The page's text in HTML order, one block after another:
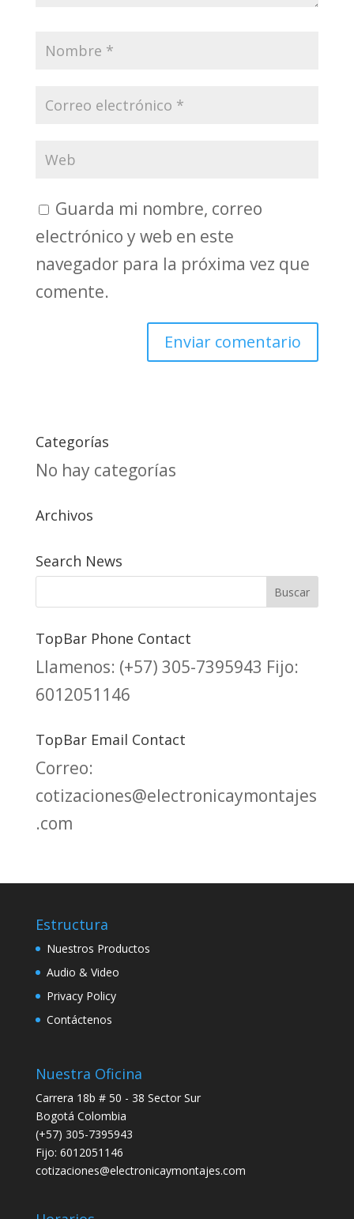
Guarda mi nombre, correo
electrónico y web en este
navegador para la próxima vez que
comente.
Categorías
No hay categorías
Archivos
Search News
TopBar Phone Contact
Llamenos: (+57) 305-7395943 Fijo:
6012051146
TopBar Email Contact
Correo:
cotizaciones@electronicaymontajes
.com
Estructura
Nuestros Productos
Audio & Video
Privacy Policy
Contáctenos
Nuestra Oficina
Carrera 18b # 50 - 38 Sector Sur
Bogotá Colombia
(+57) 305-7395943
Fijo: 6012051146
cotizaciones@electronicaymontajes.com